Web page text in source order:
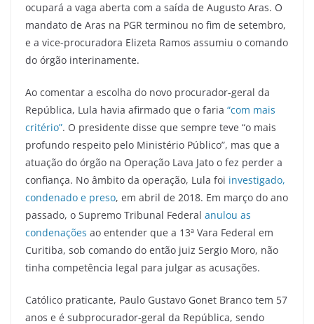
ocupará a vaga aberta com a saída de Augusto Aras. O
mandato de Aras na PGR terminou no fim de setembro,
e a vice-procuradora Elizeta Ramos assumiu o comando
do órgão interinamente.
Ao comentar a escolha do novo procurador-geral da
República, Lula havia afirmado que o faria “com mais
critério”. O presidente disse que sempre teve “o mais
profundo respeito pelo Ministério Público”, mas que a
atuação do órgão na Operação Lava Jato o fez perder a
confiança. No âmbito da operação, Lula foi investigado,
condenado e preso, em abril de 2018. Em março do ano
passado, o Supremo Tribunal Federal anulou as
condenações ao entender que a 13ª Vara Federal em
Curitiba, sob comando do então juiz Sergio Moro, não
tinha competência legal para julgar as acusações.
Católico praticante, Paulo Gustavo Gonet Branco tem 57
anos e é subprocurador-geral da República, sendo